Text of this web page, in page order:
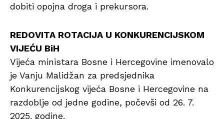
dobiti opojna droga i prekursora.
REDOVITA ROTACIJA U KONKURENCIJSKOM
VIJEĆU BiH
Vijeća ministara Bosne i Hercegovine imenovalo
je Vanju Malidžan za predsjednika
Konkurencijskog vijeća Bosne i Hercegovine na
razdoblje od jedne godine, počevši od 26. 7.
2025. godine.